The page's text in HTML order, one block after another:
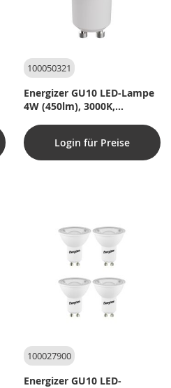
100050321
Energizer GU10 LED-Lampe
4W (450lm), 3000K,
Login für Preise
100027900
Energizer GU10 LED-